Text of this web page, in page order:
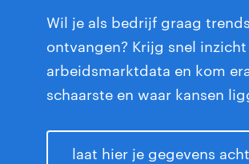
Wil je als bedrijf graag
ontvangen? Krijg snel
arbeidsmarktdata en kom
schaarste en waar kansen
laat hier je gegevens